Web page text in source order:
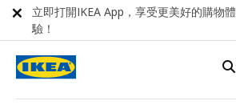
立即打開IKEA App，享受更美好的購物體
驗！